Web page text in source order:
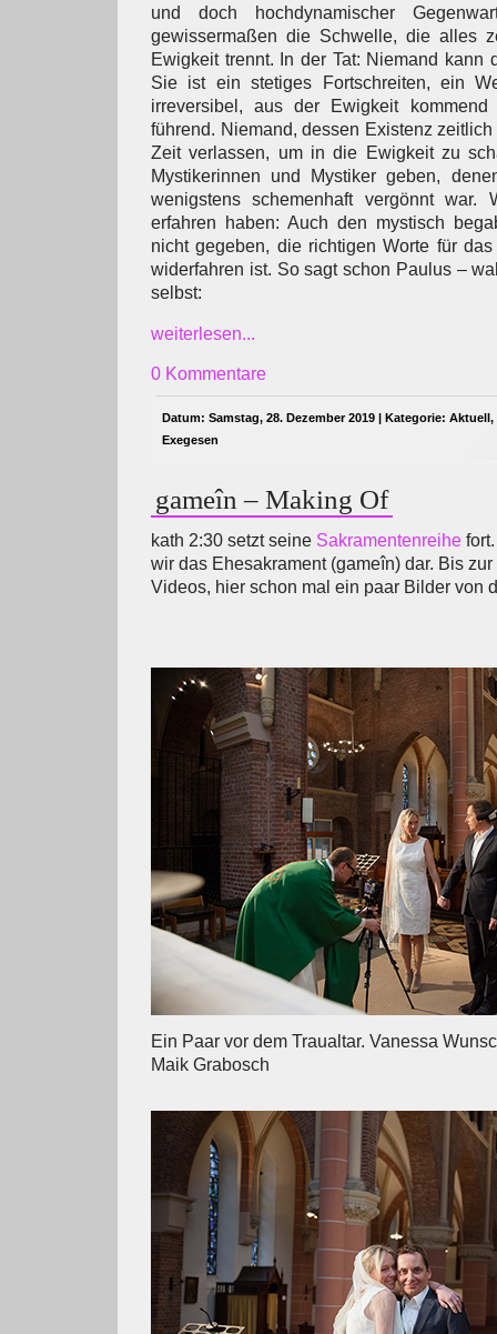
und doch hochdynamischer
gewissermaßen die Schwelle, die alles
Ewigkeit trennt. In der Tat: Niemand kann
Sie ist ein stetiges Fortschreiten, ein
irreversibel, aus der Ewigkeit
führend. Niemand, dessen Existenz
Zeit verlassen, um in die Ewigkeit zu
Mystikerinnen und Mystiker geben,
wenigstens schemenhaft vergönnt war.
erfahren haben: Auch den mystisch
nicht gegeben, die richtigen Worte für
widerfahren ist. So sagt schon Paulus –
selbst:
weiterlesen...
0 Kommentare
Datum: Samstag, 28. Dezember 2019 | Kategorie: Aktuell,
Exegesen
gameîn – Making Of
kath 2:30 setzt seine Sakramentenreihe
wir das Ehesakrament (gameîn) dar. Bis
Videos, hier schon mal ein paar Bilder von
Ein Paar vor dem Traualtar. Vanessa
Maik Grabosch